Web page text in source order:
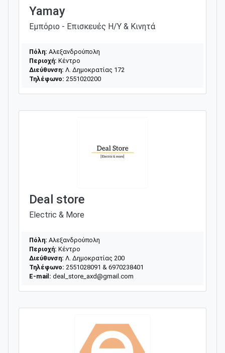
Yamay
Εμπόριο - Επισκευές H/Y & Κινητά
Πόλη: Αλεξανδρούπολη
Περιοχή: Κέντρο
Διεύθυνση: Λ. Δημοκρατίας 172
Τηλέφωνο: 2551020200
Deal store
Electric & More
Πόλη: Αλεξανδρούπολη
Περιοχή: Κέντρο
Διεύθυνση: Λ. Δημοκρατίας 200
Τηλέφωνο: 2551028091 & 6970238401
E-mail: deal_store_axd@gmail.com